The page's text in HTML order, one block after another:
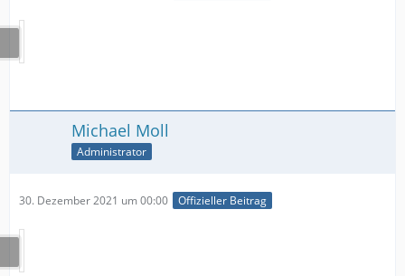
Michael Moll
Administrator
30. Dezember 2021 um 00:00 Offizieller Beitrag